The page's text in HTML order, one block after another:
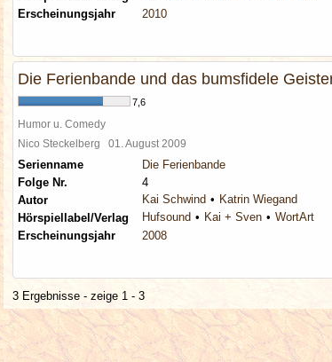
Erscheinungsjahr
2010
Die Ferienbande und das bumsfidele
7,6
Humor u. Comedy
Nico Steckelberg 01. August 2009
Serienname
Die Ferienbande
Folge Nr.
4
Autor
Kai Schwind
Katrin Wiegand
Hörspiellabel/Verlag
Hufsound Kai + Sven
WortArt
Erscheinungsjahr
2008
3 Ergebnisse - zeige 1 - 3